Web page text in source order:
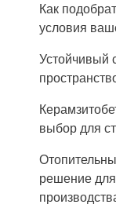
Как
условия
Устойчивый
выбор для
решение